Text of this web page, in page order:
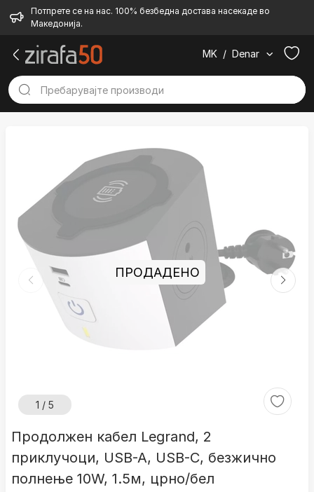
Потпрете се на нас. 100% безбедна достава насекаде во
Македонија.
MK / Denar
1 / 5
ПРОДАДЕНО
Продолжен кабел Legrand, 2
приклучоци, USB-A, USB-C, безжично
полнење 10W, 1.5м, црно/бел